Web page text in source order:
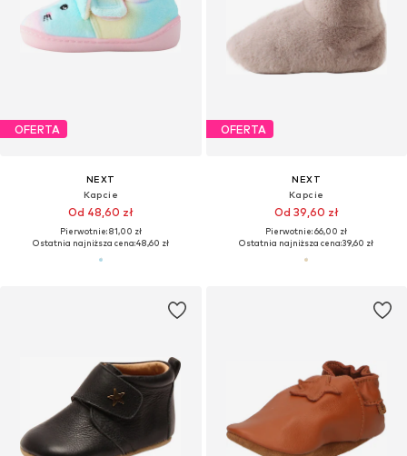
OFERTA
NEXT
Kapcie
Od 48,60 zł
Pierwotnie: 81,00 zł
Ostatnia najniższa cena:48,60 zł
OFERTA
NEXT
Kapcie
Od 39,60 zł
Pierwotnie: 66,00 zł
Ostatnia najniższa cena:39,60 zł